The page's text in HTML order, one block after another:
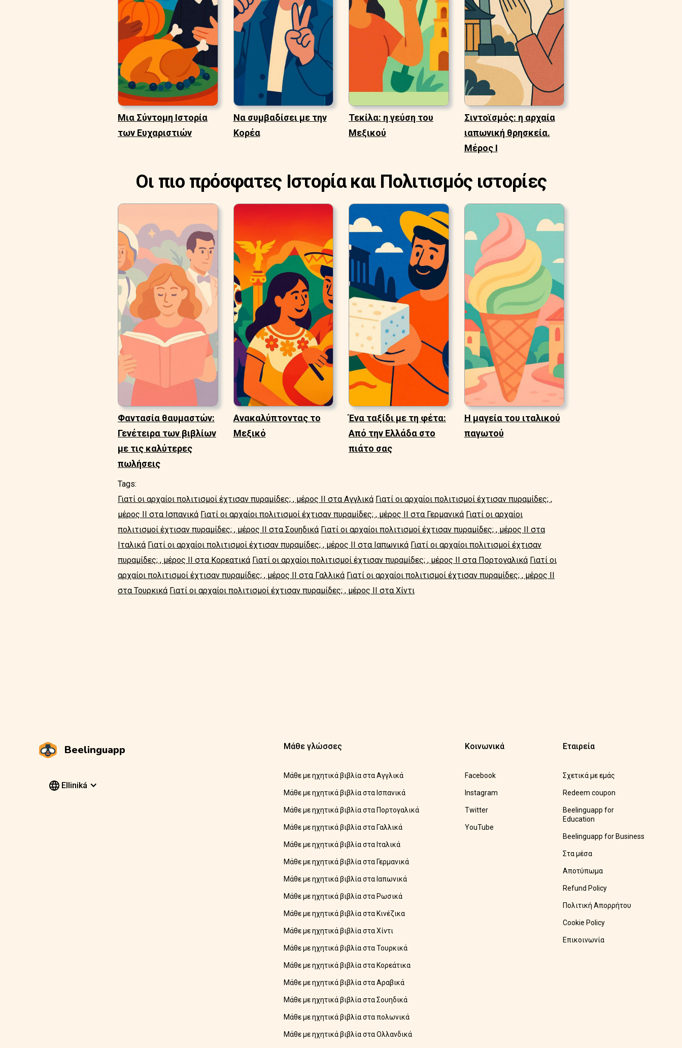
Μια Σύντομη Ιστορία
των Ευχαριστιών
Να συμβαδίσει με την
Κορέα
Τεκίλα: η γεύση του
Μεξικού
Σιντοϊσμός: η αρχαία
ιαπωνική θρησκεία.
Μέρος Ι
Οι πιο πρόσφατες Ιστορία και Πολιτισμός ιστορίες
Φαντασία θαυμαστών:
Γενέτειρα των βιβλίων
με τις καλύτερες
πωλήσεις
Ανακαλύπτοντας το
Μεξικό
Ένα ταξίδι με τη φέτα:
Από την Ελλάδα στο
πιάτο σας
Η μαγεία του ιταλικού
παγωτού
Tags:
Γιατί οι αρχαίοι πολιτισμοί έχτισαν πυραμίδες; , μέρος II στα Αγγλικά Γιατί οι αρχαίοι πολιτισμοί έχτισαν πυραμίδες; ,
μέρος II στα Ισπανικά Γιατί οι αρχαίοι πολιτισμοί έχτισαν πυραμίδες; , μέρος II στα Γερμανικά Γιατί οι αρχαίοι
πολιτισμοί έχτισαν πυραμίδες; , μέρος II στα Σουηδικά Γιατί οι αρχαίοι πολιτισμοί έχτισαν πυραμίδες; , μέρος II στα
Ιταλικά Γιατί οι αρχαίοι πολιτισμοί έχτισαν πυραμίδες; , μέρος II στα Ιαπωνικά Γιατί οι αρχαίοι πολιτισμοί έχτισαν
πυραμίδες; , μέρος II στα Κορεατικά Γιατί οι αρχαίοι πολιτισμοί έχτισαν πυραμίδες; , μέρος II στα Πορτογαλικά Γιατί οι
αρχαίοι πολιτισμοί έχτισαν πυραμίδες; , μέρος II στα Γαλλικά Γιατί οι αρχαίοι πολιτισμοί έχτισαν πυραμίδες; , μέρος II
στα Τουρκικά Γιατί οι αρχαίοι πολιτισμοί έχτισαν πυραμίδες; , μέρος II στα Χίντι
Beelinguapp
Elliniká
Μάθε γλώσσες
Μάθε με ηχητικά βιβλία στα Αγγλικά
Μάθε με ηχητικά βιβλία στα Ισπανικά
Μάθε με ηχητικά βιβλία στα Πορτογαλικά
Μάθε με ηχητικά βιβλία στα Γαλλικά
Μάθε με ηχητικά βιβλία στα Ιταλικά
Μάθε με ηχητικά βιβλία στα Γερμανικά
Μάθε με ηχητικά βιβλία στα Ιαπωνικά
Μάθε με ηχητικά βιβλία στα Ρωσικά
Μάθε με ηχητικά βιβλία στα Κινέζικα
Μάθε με ηχητικά βιβλία στα Χίντι
Μάθε με ηχητικά βιβλία στα Τουρκικά
Μάθε με ηχητικά βιβλία στα Κορεάτικα
Μάθε με ηχητικά βιβλία στα Αραβικά
Μάθε με ηχητικά βιβλία στα Σουηδικά
Μάθε με ηχητικά βιβλία στα πολωνικά
Μάθε με ηχητικά βιβλία στα Ολλανδικά
Κοινωνικά
Facebook
Instagram
Twitter
YouTube
Εταιρεία
Σχετικά με εμάς
Redeem coupon
Beelinguapp for
Education
Beelinguapp for Business
Στα μέσα
Αποτύπωμα
Refund Policy
Πολιτική Απορρήτου
Cookie Policy
Επικοινωνία